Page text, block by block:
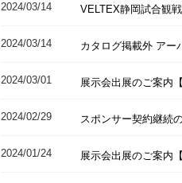
2024/03/14 VELTEX静岡試合観
2024/03/14 カタログ掲載外 アー
2024/03/01 展示会出展のご案内
2024/02/29 スポンサー契約継続
2024/01/24 展示会出展のご案内